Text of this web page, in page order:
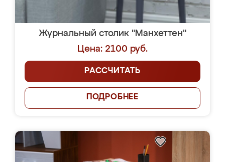
Журнальный столик "Манхеттен"
Цена: 2100 руб.
РАССЧИТАТЬ
ПОДРОБНЕЕ